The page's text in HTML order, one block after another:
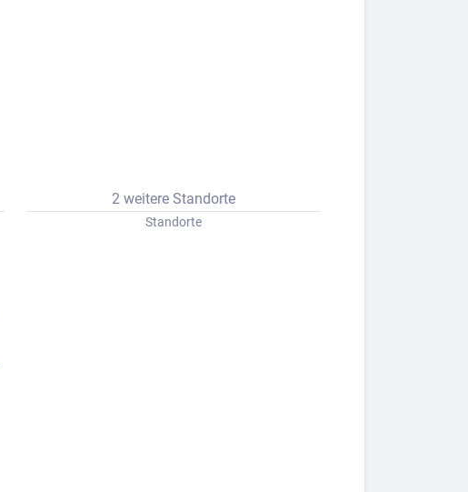
2 weitere Standorte
Standorte